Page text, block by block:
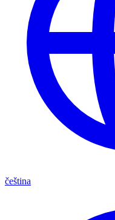
čeština